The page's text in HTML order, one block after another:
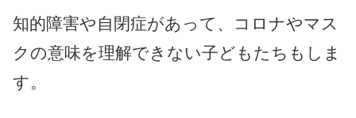
知的障害や自閉症があって、コロナやマス
クの意味を理解できない子どもたちもしま
す。